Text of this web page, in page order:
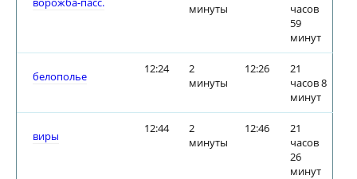
минуты
часов
59
минут
белополье
12:24
2
минуты
12:26
21
часов 8
минут
виры
12:44
2
минуты
12:46
21
часов
26
минут